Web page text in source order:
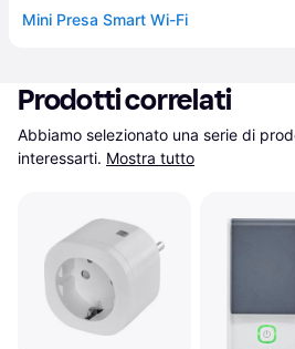
Mini Presa Smart Wi-Fi
Prodotti correlati
Abbiamo selezionato una serie di
interessarti. Mostra tutto